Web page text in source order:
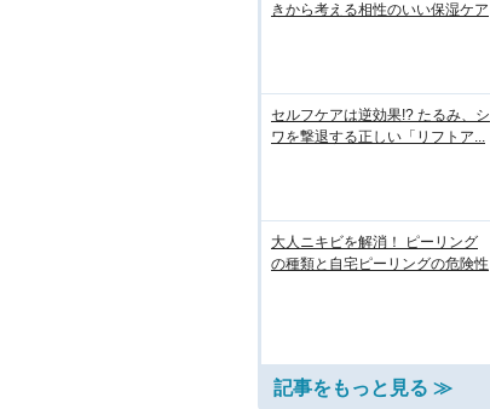
きから考える相性のいい保湿ケア
セルフケアは逆効果!? たるみ、シ
ワを撃退する正しい「リフトア...
大人ニキビを解消！ ピーリング
の種類と自宅ピーリングの危険性
記事をもっと見る ≫